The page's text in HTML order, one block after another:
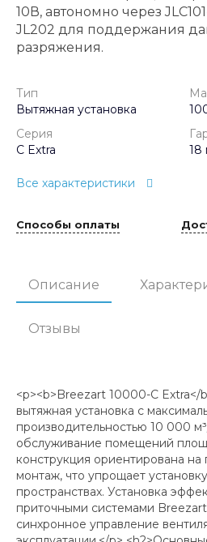
10В, автономно через
JL202 для поддержания
разряжения.
Тип
Вытяжная установка
Серия
C Extra
18
Все характеристики
Способы оплаты
Описание
Отзывы
<p><b>Breezart 10000-C Extra</
вытяжная установка с
производительностью 10 000
обслуживание помещений
конструкция ориентирована на
монтаж, что упрощает
пространствах. Установка
приточными системами
синхронное управление